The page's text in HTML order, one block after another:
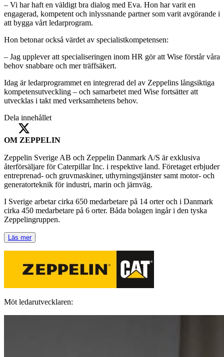
– Vi har haft en väldigt bra dialog med Eva. Hon har varit en
engagerad, kompetent och inlyssnande partner som varit avgörande i
att bygga vårt ledarprogram.
Hon betonar också värdet av specialistkompetensen:
– Jag upplever att specialiseringen inom HR gör att Wise förstår våra
behov snabbare och mer träffsäkert.
Idag är ledarprogrammet en integrerad del av Zeppelins långsiktiga
kompetensutveckling – och samarbetet med Wise fortsätter att
utvecklas i takt med verksamhetens behov.
Dela innehållet
OM ZEPPELIN
Zeppelin Sverige AB och Zeppelin Danmark A/S är exklusiva
återförsäljare för Caterpillar Inc. i respektive land. Företaget erbjuder
entreprenad- och gruvmaskiner, uthyrningstjänster samt motor- och
generatorteknik för industri, marin och järnväg.
I Sverige arbetar cirka 650 medarbetare på 14 orter och i Danmark
cirka 450 medarbetare på 6 orter. Båda bolagen ingår i den tyska
Zeppelingruppen.
Läs mer
Möt ledarutvecklaren: